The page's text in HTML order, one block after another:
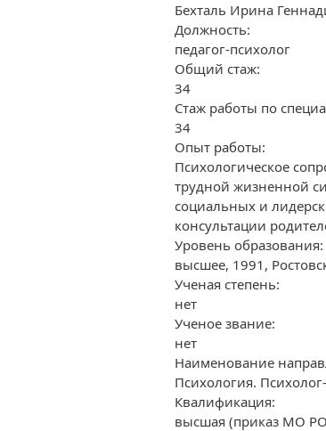
Бехталь Ирина
Должность:
педагог-психолог
Общий стаж:
34
Стаж работы по
34
Опыт работы:
Психологическое
трудной жизненной
социальных и
консультации
Уровень образования:
высшее, 1991,
Ученая степень:
нет
Ученое звание:
нет
Наименование
Психология.
Квалификация:
высшая (приказ МО